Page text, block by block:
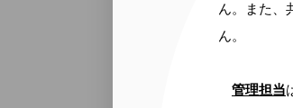
ん。また、
ん。
管理担当